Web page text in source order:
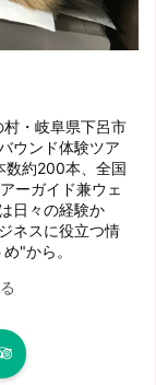
・岐阜県下呂市
ウンド体験ツア
数約200本、全国
ーガイド兼ウェ
日々の経験か
ネスに役立つ情
"から。